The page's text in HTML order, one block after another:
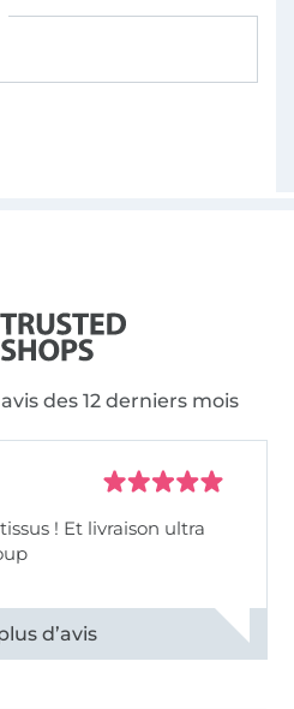
des 12 derniers mois
! Et livraison ultra
commentaires